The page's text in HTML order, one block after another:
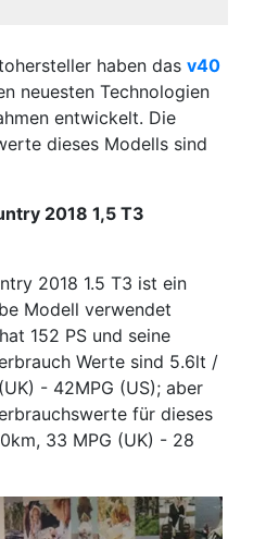
haben das v40
neuesten Technologien
entwickelt. Die
dieses Modells sind
2018 1,5 T3
2018 1.5 T3 ist ein
Modell verwendet
152 PS und seine
Werte sind 5.6lt /
- 42MPG (US); aber
für dieses
33 MPG (UK) - 28